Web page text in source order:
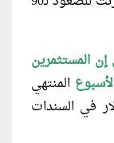
المستثمرين
المنتهي
5.1 مليار دولار في السندات